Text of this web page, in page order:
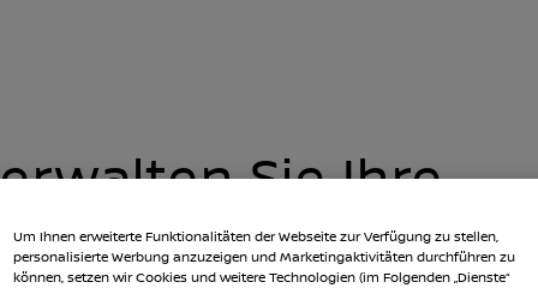
IHRE
Sie Ihre
Um Ihnen erweiterte Funktionalitäten der Webseite zur Verfügung zu stellen,
personalisierte Werbung anzuzeigen und Marketingaktivitäten durchführen zu
können, setzen wir Cookies und weitere Technologien (im Folgenden „Dienste“